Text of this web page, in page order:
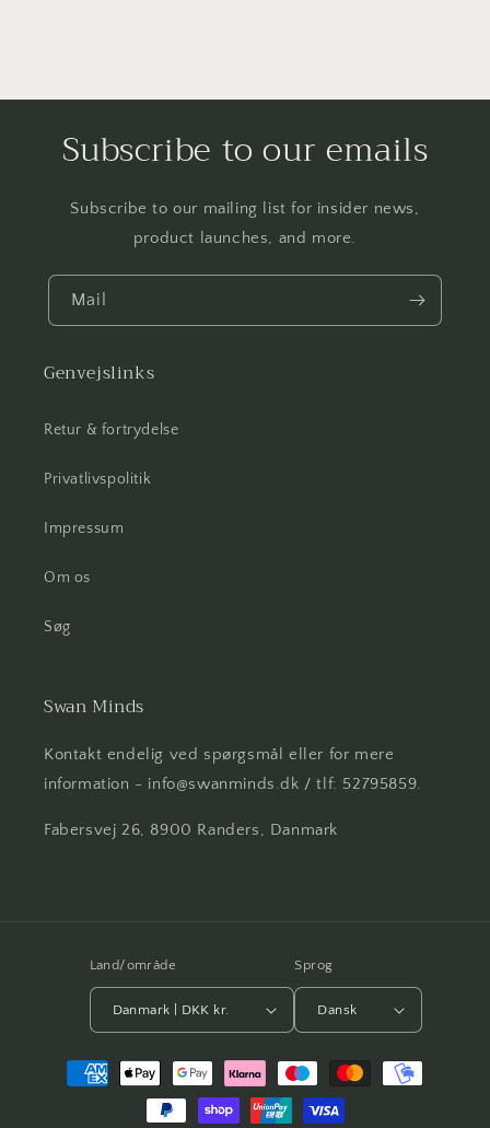
Subscribe to our emails
Subscribe to our mailing list for insider news,
product launches, and more.
Mail
Genvejslinks
Retur & fortrydelse
Privatlivspolitik
Impressum
Om os
Søg
Swan Minds
Kontakt endelig ved spørgsmål eller for mere
information - info@swanminds.dk / tlf: 52795859.
Fabersvej 26, 8900 Randers, Danmark
Land/område
Danmark | DKK kr.
Sprog
Dansk
Betalingsmetoder